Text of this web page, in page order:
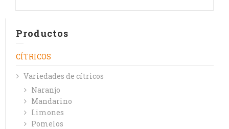
Productos
CÍTRICOS
Variedades de cítricos
Naranjo
Mandarino
Limones
Pomelos